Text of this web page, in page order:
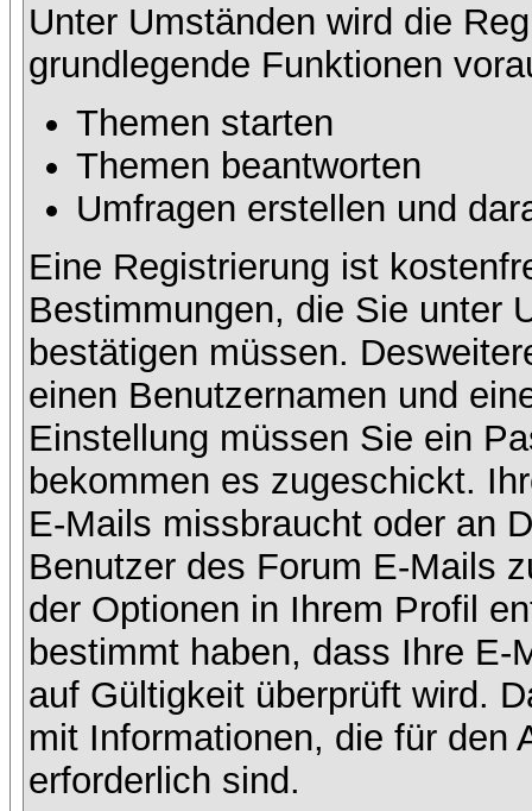
Unter Umständen wird die
grundlegende Funktionen
Themen starten
Themen beantworten
Umfragen erstellen und
Eine Registrierung ist
Bestimmungen, die Sie unter
bestätigen müssen.
einen Benutzernamen und
Einstellung müssen Sie ein
bekommen es zugeschickt.
E-Mails missbraucht oder an
Benutzer des Forum E-Mails
der Optionen in Ihrem Profil
bestimmt haben, dass Ihre E-
auf Gültigkeit überprüft wird.
mit Informationen, die für den
erforderlich sind.